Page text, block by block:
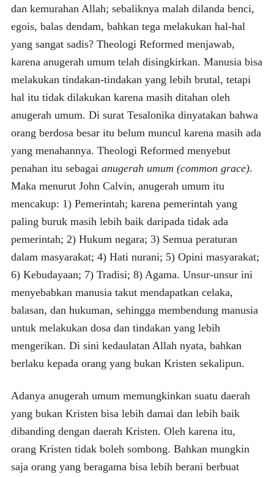
dan kemurahan Allah; sebaliknya malah dilanda benci,
egois, balas dendam, bahkan tega melakukan hal-hal
yang sangat sadis? Theologi Reformed menjawab,
karena anugerah umum telah disingkirkan. Manusia bisa
melakukan tindakan-tindakan yang lebih brutal, tetapi
hal itu tidak dilakukan karena masih ditahan oleh
anugerah umum. Di surat Tesalonika dinyatakan bahwa
orang berdosa besar itu belum muncul karena masih ada
yang menahannya. Theologi Reformed menyebut
penahan itu sebagai anugerah umum (common grace).
Maka menurut John Calvin, anugerah umum itu
mencakup: 1) Pemerintah; karena pemerintah yang
paling buruk masih lebih baik daripada tidak ada
pemerintah; 2) Hukum negara; 3) Semua peraturan
dalam masyarakat; 4) Hati nurani; 5) Opini masyarakat;
6) Kebudayaan; 7) Tradisi; 8) Agama. Unsur-unsur ini
menyebabkan manusia takut mendapatkan celaka,
balasan, dan hukuman, sehingga membendung manusia
untuk melakukan dosa dan tindakan yang lebih
mengerikan. Di sini kedaulatan Allah nyata, bahkan
berlaku kepada orang yang bukan Kristen sekalipun.
Adanya anugerah umum memungkinkan suatu daerah
yang bukan Kristen bisa lebih damai dan lebih baik
dibanding dengan daerah Kristen. Oleh karena itu,
orang Kristen tidak boleh sombong. Bahkan mungkin
saja orang yang beragama bisa lebih berani berbuat